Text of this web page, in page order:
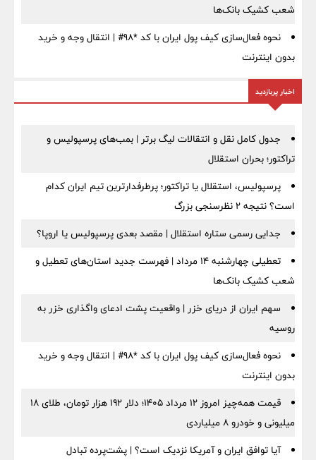
شعب کشیک بانک‌ها
نحوه فعال‌سازی کیف پول ایران با کد *98# | انتقال وجه و خرید
بدون اینترنت
اخبار پربازدید
جدول کامل نقل و انتقالات لیگ برتر | بمب‌های پرسپولیس و
تراکتور؛ بحران استقلال
پرسپولیس، استقلال یا تراکتور؛ پرطرفدارترین تیم ایران کدام
است؟ نتیجه ۲ نظرسنجی بزرگ
جدایی رسمی ستاره استقلال | مقصد بعدی پرسپولیس یا اروپا؟
تعطیلی چهارشنبه ۱۴ مرداد | فهرست جدید استان‌های تعطیل و
شعب کشیک بانک‌ها
سهم ایران از دریای خزر | واقعیت پشت ادعای واگذاری خزر به
روسیه
نحوه فعال‌سازی کیف پول ایران با کد *98# | انتقال وجه و خرید
بدون اینترنت
قیمت همه‌چیز امروز ۱۲ مرداد ۱۴۰۵؛ دلار ۱۹۲ هزار تومان، طلای ۱۸
میلیونی و خودرو ۸ میلیاردی
آیا توافق ایران و آمریکا نزدیک است؟ | پشت‌پرده تبادل